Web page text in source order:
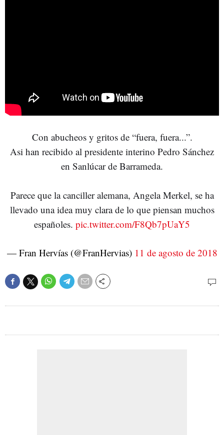
Con abucheos y gritos de “fuera, fuera...”.
Asi han recibido al presidente interino Pedro Sánchez
en Sanlúcar de Barrameda.
Parece que la canciller alemana, Angela Merkel, se ha
llevado una idea muy clara de lo que piensan muchos
españoles. pic.twitter.com/F8Qb7pUaY5
— Fran Hervías (@FranHervias) 11 de agosto de 2018